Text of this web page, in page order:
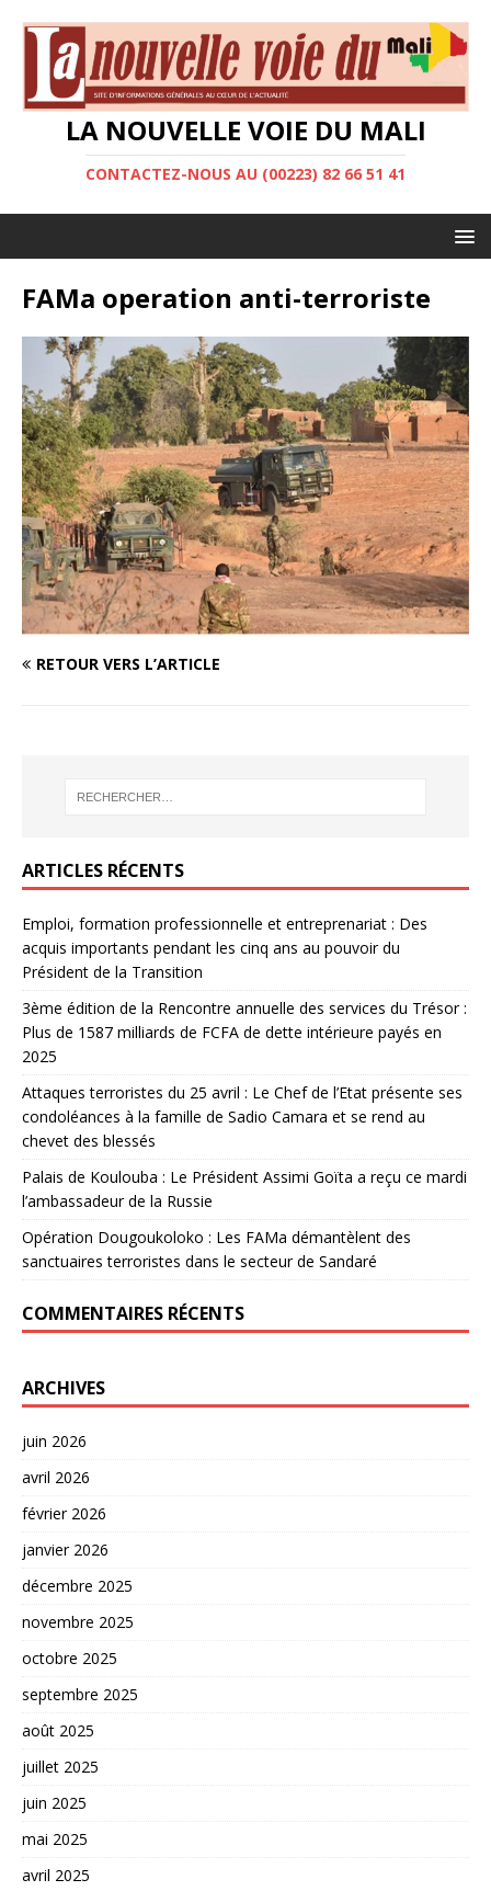
LA NOUVELLE VOIE DU MALI
CONTACTEZ-NOUS AU (00223) 82 66 51 41
FAMa operation anti-terroriste
RETOUR VERS L’ARTICLE
ARTICLES RÉCENTS
Emploi, formation professionnelle et entreprenariat : Des
acquis importants pendant les cinq ans au pouvoir du
Président de la Transition
3ème édition de la Rencontre annuelle des services du Trésor :
Plus de 1587 milliards de FCFA de dette intérieure payés en
2025
Attaques terroristes du 25 avril : Le Chef de l’Etat présente ses
condoléances à la famille de Sadio Camara et se rend au
chevet des blessés
Palais de Koulouba : Le Président Assimi Goïta a reçu ce mardi
l’ambassadeur de la Russie
Opération Dougoukoloko : Les FAMa démantèlent des
sanctuaires terroristes dans le secteur de Sandaré
COMMENTAIRES RÉCENTS
ARCHIVES
juin 2026
avril 2026
février 2026
janvier 2026
décembre 2025
novembre 2025
octobre 2025
septembre 2025
août 2025
juillet 2025
juin 2025
mai 2025
avril 2025